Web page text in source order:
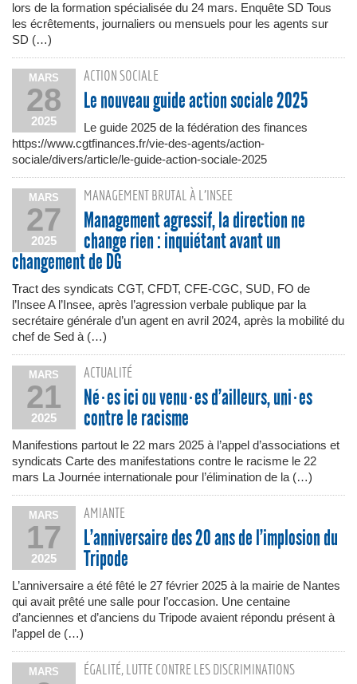
lors de la formation spécialisée du 24 mars. Enquête SD Tous
les écrêtements, journaliers ou mensuels pour les agents sur
SD (…)
MARS
28
2025
ACTION SOCIALE
Le nouveau guide action sociale 2025
Le guide 2025 de la fédération des finances
https://www.cgtfinances.fr/vie-des-agents/action-
sociale/divers/article/le-guide-action-sociale-2025
MARS
27
2025
MANAGEMENT BRUTAL À L’INSEE
Management agressif, la direction ne
change rien : inquiétant avant un
changement de DG
Tract des syndicats CGT, CFDT, CFE-CGC, SUD, FO de
l’Insee A l’Insee, après l’agression verbale publique par la
secrétaire générale d’un agent en avril 2024, après la mobilité du
chef de Sed à (…)
MARS
21
2025
ACTUALITÉ
Né·es ici ou venu·es d’ailleurs, uni·es
contre le racisme
Manifestions partout le 22 mars 2025 à l’appel d’associations et
syndicats Carte des manifestations contre le racisme le 22
mars La Journée internationale pour l’élimination de la (…)
MARS
17
2025
AMIANTE
L’anniversaire des 20 ans de l’implosion du
Tripode
L’anniversaire a été fêté le 27 février 2025 à la mairie de Nantes
qui avait prêté une salle pour l’occasion. Une centaine
d’anciennes et d’anciens du Tripode avaient répondu présent à
l’appel de (…)
MARS ÉGALITÉ, LUTTE CONTRE LES DISCRIMINATIONS